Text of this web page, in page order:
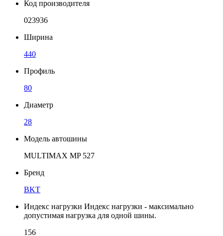
Код производителя
023936
Ширина
440
Профиль
80
Диаметр
28
Модель автошины
MULTIMAX MP 527
Бренд
BKT
Индекс нагрузки Индекс нагрузки - максимально
допустимая нагрузка для одной шины.
156